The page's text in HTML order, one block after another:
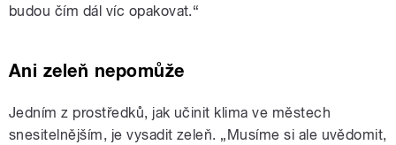
budou čím dál víc opakovat.“
Ani zeleň nepomůže
Jedním z prostředků, jak učinit klima ve městech
snesitelnějším, je vysadit zeleň. „Musíme si ale uvědomit,